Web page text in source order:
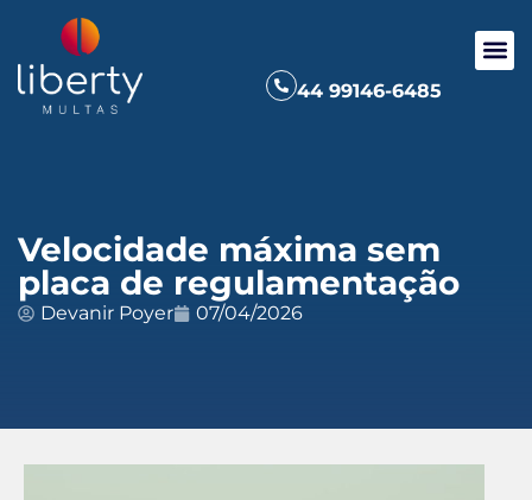
44 99146-6485
Velocidade máxima sem
placa de regulamentação
Devanir Poyer 07/04/2026